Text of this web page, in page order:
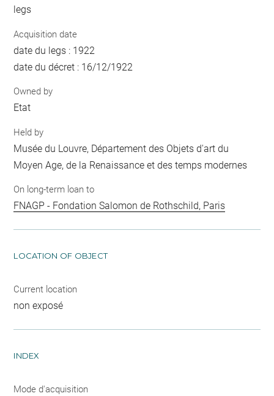
legs
Acquisition date
date du legs : 1922
date du décret : 16/12/1922
Owned by
Etat
Held by
Musée du Louvre, Département des Objets d'art du
Moyen Age, de la Renaissance et des temps modernes
On long-term loan to
FNAGP - Fondation Salomon de Rothschild, Paris
LOCATION OF OBJECT
Current location
non exposé
INDEX
Mode d'acquisition